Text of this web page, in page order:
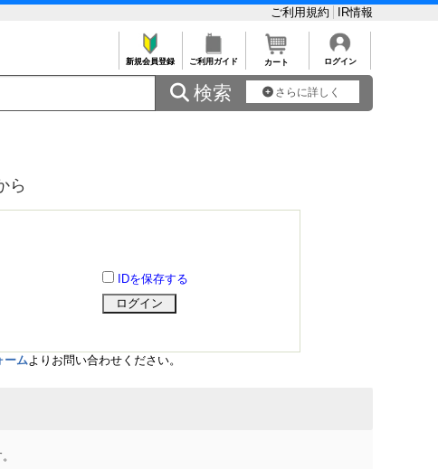
ご利用規約 IR情報
新規会員登録 ご利用ガイド カート ログイン
 検索 さらに詳しく
ら
IDを保存する
ームよりお問い合わせください。